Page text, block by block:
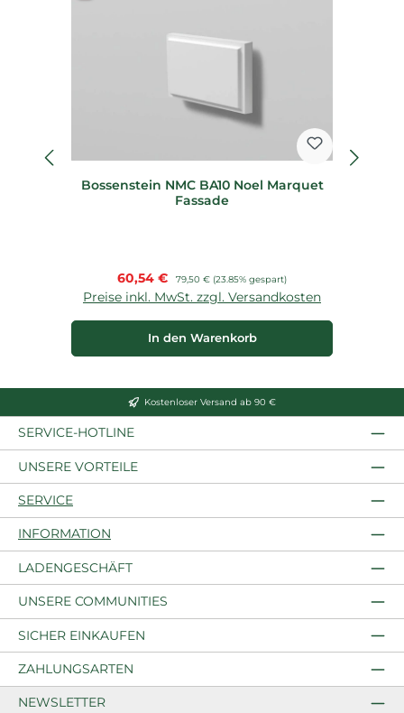
Bossenstein NMC BA10 Noel Marquet
Fassade
Verkaufspreis:
60,54 € Regulärer Preis:
79,50 € (23.85% gespart)
Preise inkl. MwSt. zzgl. Versandkosten
In den Warenkorb
Kostenloser Versand ab 90 €
SERVICE-HOTLINE
UNSERE VORTEILE
SERVICE
INFORMATION
LADENGESCHÄFT
UNSERE COMMUNITIES
SICHER EINKAUFEN
ZAHLUNGSARTEN
NEWSLETTER